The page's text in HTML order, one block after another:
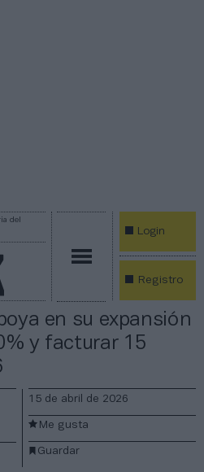
del
Login
Registro
en su expansión
y facturar 15
15 de abril de 2026
Guardar
Me gusta